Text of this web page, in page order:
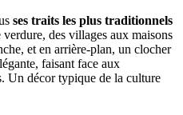
ses traits les plus traditionnels
verdure, des villages aux maisons
et en arrière-plan, un clocher
faisant face aux
Un décor typique de la culture